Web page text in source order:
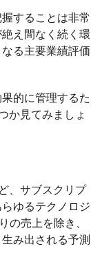
することは非常
え間なく続く環
る主要業績評価
的に管理するた
か見てみましょ
、サブスクリプ
ゆるテクノロジ
の売上を除き、
み出される予測